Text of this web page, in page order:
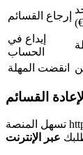
إرجاع القسائم
(حد
إيداع في
الحساب
انقضت المهلة
القسائم
تسهل المنصة https://retours.up-group.coop/ الإجراءات. تتيح لك
عبر الإنترنت